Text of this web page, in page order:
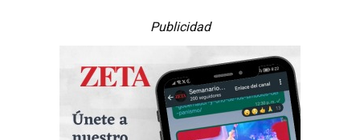
Publicidad